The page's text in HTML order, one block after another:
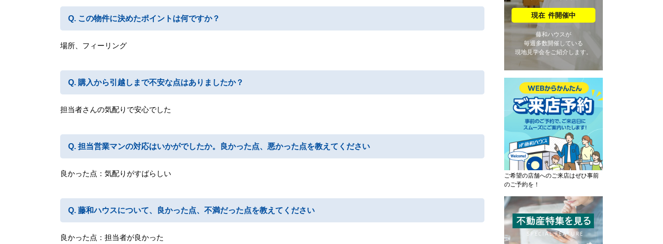
この物件に決めたポイントは何ですか？
場所、フィーリング
購入から引越しまで不安な点はありましたか？
担当者さんの気配りで安心でした
担当営業マンの対応はいかがでしたか。良かった点、悪かった点を教えてください
良かった点：気配りがすばらしい
藤和ハウスについて、良かった点、不満だった点を教えてください
良かった点：担当者が良かった
件開催中
藤和ハウスが
毎週多数開催している
現地見学会をご紹介します。
ご希望の店舗へのご来店はぜひ事前
のご予約を！